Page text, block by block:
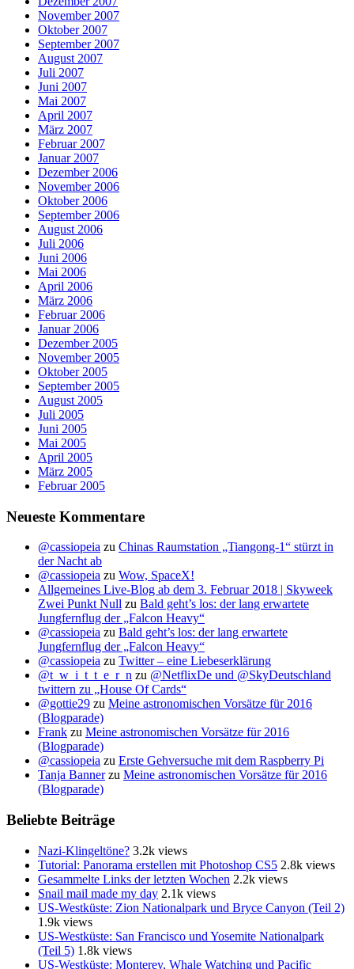
November 2007
Oktober 2007
September 2007
August 2007
Juli 2007
Juni 2007
Mai 2007
April 2007
März 2007
Februar 2007
Januar 2007
Dezember 2006
November 2006
Oktober 2006
September 2006
August 2006
Juli 2006
Juni 2006
Mai 2006
April 2006
März 2006
Februar 2006
Januar 2006
Dezember 2005
November 2005
Oktober 2005
September 2005
August 2005
Juli 2005
Juni 2005
Mai 2005
April 2005
März 2005
Februar 2005
Neueste Kommentare
@cassiopeia zu Chinas Raumstation „Tiangong-1“ stürzt in
der Nacht ab
@cassiopeia zu Wow, SpaceX!
Allgemeines Live-Blog ab dem 3. Februar 2018 | Skyweek
Zwei Punkt Null zu Bald geht’s los: der lang erwartete
Jungfernflug der „Falcon Heavy“
@cassiopeia zu Bald geht’s los: der lang erwartete
Jungfernflug der „Falcon Heavy“
@cassiopeia zu Twitter – eine Liebeserklärung
@t_w_i_t_t_e_r_n zu @NetflixDe und @SkyDeutschland
twittern zu „House Of Cards“
@gottie29 zu Meine astronomischen Vorsätze für 2016
(Blogparade)
Frank zu Meine astronomischen Vorsätze für 2016
(Blogparade)
@cassiopeia zu Erste Gehversuche mit dem Raspberry Pi
Tanja Bannerzu Meine astronomischen Vorsätze für 2016
(Blogparade)
Beliebte Beiträge
Nazi-Klingeltöne? 3.2k views
Tutorial: Panorama erstellen mit Photoshop CS5 2.8k views
Gesammelte Links der letzten Wochen 2.2k views
Snail mail made my day 2.1k views
US-Westküste: Zion Nationalpark und Bryce Canyon (Teil 2)
1.9k views
US-Westküste: San Francisco und Yosemite Nationalpark
(Teil 5) 1.8k views
US-Westküste: Monterey, Whale Watching und Pacific